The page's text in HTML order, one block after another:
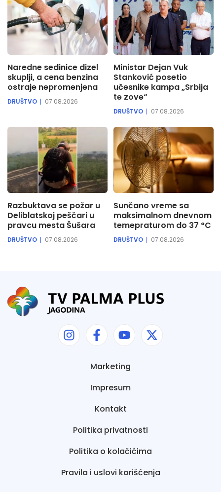
Naredne sedinice dizel
skuplji, a cena benzina
ostraje nepromenjena
DRUŠTVO 07.08.2026
Ministar Dejan Vuk
Stanković posetio
učesnike kampa „Srbija
te zove“
DRUŠTVO 07.08.2026
Razbuktava se požar u
Deliblatskoj peščari u
pravcu mesta Šušara
DRUŠTVO 07.08.2026
Sunčano vreme sa
maksimalnom dnevnom
temepraturom do 37 °C
DRUŠTVO 07.08.2026
Marketing
Impresum
Kontakt
Politika privatnosti
Politika o kolačićima
Pravila i uslovi korišćenja